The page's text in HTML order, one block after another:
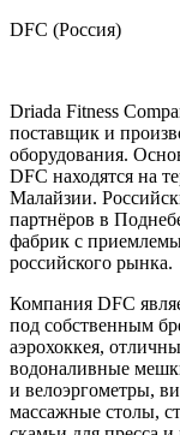
DFC (Россия)
Driada Fitness
поставщик и
оборудования.
DFC находятся на
Малайзии.
партнёров в
фабрик с
российского рынка.
Компания DFC
под собственным
аэрохоккея,
водоналивные
и велоэргометры,
массажные столы,